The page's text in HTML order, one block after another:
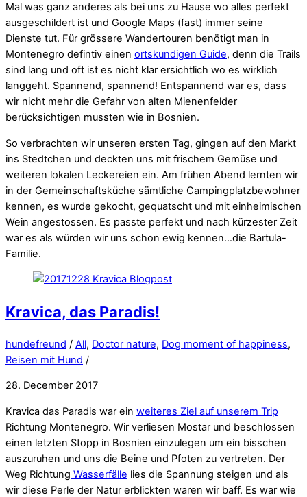
Mal was ganz anderes als bei uns zu Hause wo alles perfekt
ausgeschildert ist und Google Maps (fast) immer seine
Dienste tut. Für grössere Wandertouren benötigt man in
Montenegro defintiv einen ortskundigen Guide, denn die Trails
sind lang und oft ist es nicht klar ersichtlich wo es wirklich
langgeht. Spannend, spannend! Entspannend war es, dass
wir nicht mehr die Gefahr von alten Mienenfelder
berücksichtigen mussten wie in Bosnien.
So verbrachten wir unseren ersten Tag, gingen auf den Markt
ins Stedtchen und deckten uns mit frischem Gemüse und
weiteren lokalen Leckereien ein. Am frühen Abend lernten wir
in der Gemeinschaftsküche sämtliche Campingplatzbewohner
kennen, es wurde gekocht, gequatscht und mit einheimischen
Wein angestossen. Es passte perfekt und nach kürzester Zeit
war es als würden wir uns schon ewig kennen…die Bartula-
Familie.
Kravica, das Paradis!
hundefreund / All, Doctor nature, Dog moment of happiness,
Reisen mit Hund /
28. December 2017
Kravica das Paradis war ein weiteres Ziel auf unserem Trip
Richtung Montenegro. Wir verliesen Mostar und beschlossen
einen letzten Stopp in Bosnien einzulegen um ein bisschen
auszuruhen und uns die Beine und Pfoten zu vertreten. Der
Weg Richtung Wasserfälle lies die Spannung steigen und als
wir diese Perle der Natur erblickten waren wir baff. Es war wie